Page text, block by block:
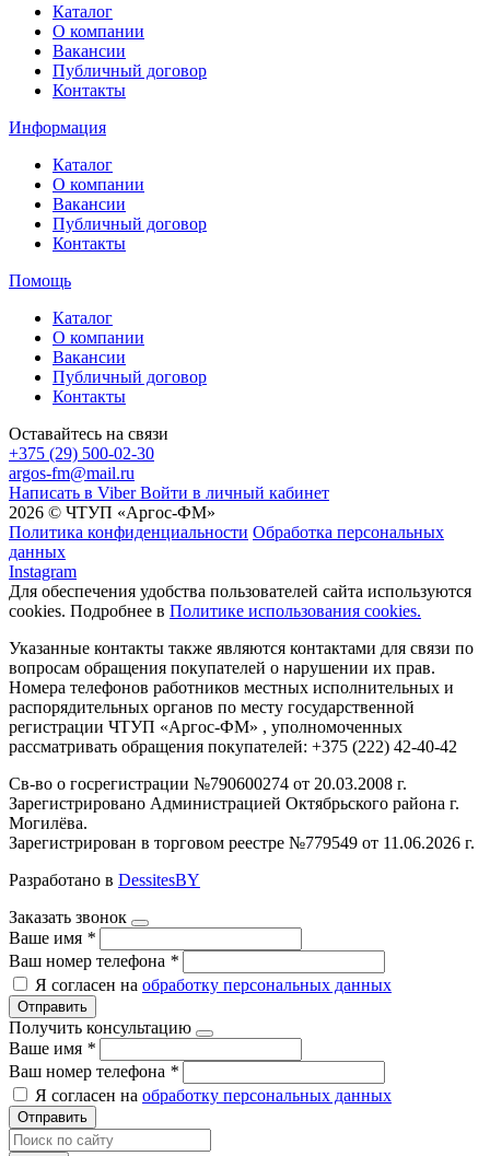
Каталог
О компании
Вакансии
Публичный договор
Контакты
Информация
Каталог
О компании
Вакансии
Публичный договор
Контакты
Помощь
Каталог
О компании
Вакансии
Публичный договор
Контакты
Оставайтесь на связи
+375 (29) 500-02-30
argos-fm@mail.ru
Написать в Viber Войти в личный кабинет
2026 © ЧТУП «Аргос-ФМ»
Политика конфиденциальности Обработка персональных
данных
Instagram
Для обеспечения удобства пользователей сайта используются
cookies. Подробнее в Политике использования cookies.
Указанные контакты также являются контактами для связи по
вопросам обращения покупателей о нарушении их прав.
Номера телефонов работников местных исполнительных и
распорядительных органов по месту государственной
регистрации ЧТУП «Аргос-ФМ» , уполномоченных
рассматривать обращения покупателей: +375 (222) 42-40-42
Св-во о госрегистрации №790600274 от 20.03.2008 г.
Зарегистрировано Администрацией Октябрьского района г.
Могилёва.
Зарегистрирован в торговом реестре №779549 от 11.06.2026 г.
Разработано в DessitesBY
Заказать звонок
Ваше имя *
Ваш номер телефона *
Я согласен на обработку персональных данных
Отправить
Получить консультацию
Ваше имя *
Ваш номер телефона *
Я согласен на обработку персональных данных
Отправить